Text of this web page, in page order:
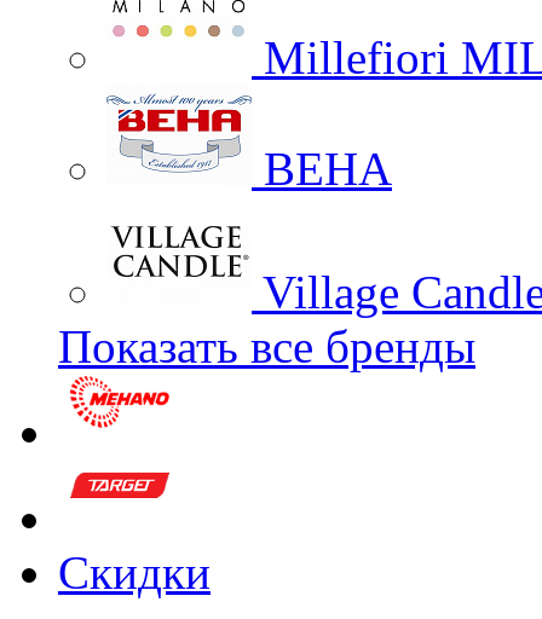
Millefiori
BEHA
Village
Показать все бренды
Скидки